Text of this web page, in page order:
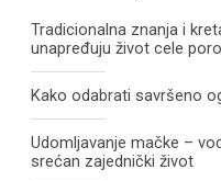
Tradicionalna znanja i
unapređuju život cele
Kako odabrati savršeno
Udomljavanje mačke –
srećan zajednički život